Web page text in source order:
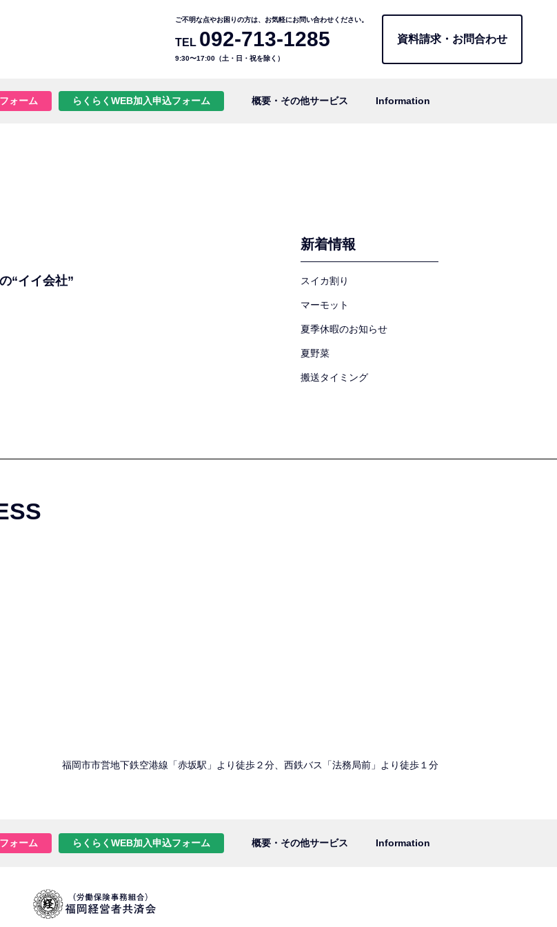
ご不明な点やお困りの方は、お気軽にお問い合わせください。
TEL 092-713-1285
9:30〜17:00（土・日・祝を除く）
資料請求・お問合わせ
ォーム らくらくWEB加入申込フォーム 概要・その他サービス Information
“イイ会社”
新着情報
スイカ割り
マーモット
夏季休暇のお知らせ
夏野菜
搬送タイミング
福岡市市営地下鉄空港線「赤坂駅」より徒歩２分、西鉄バス「法務局前」より徒歩１分
ォーム らくらくWEB加入申込フォーム 概要・その他サービス Information